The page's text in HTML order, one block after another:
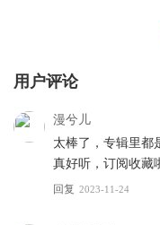
用户评论
漫兮儿
太棒了，专辑里都
真好听，订阅收藏
回复 2023-11-24